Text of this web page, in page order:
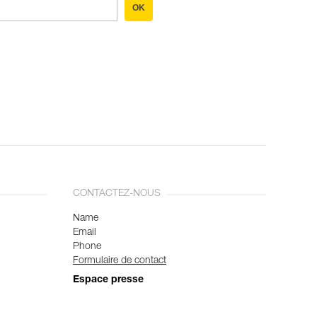
OK
CONTACTEZ-NOUS
Name
Email
Phone
Formulaire de contact
Espace presse